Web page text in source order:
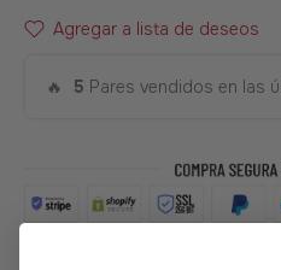
Agregar a lista de deseos
🔥 5 Pares vendidos en las